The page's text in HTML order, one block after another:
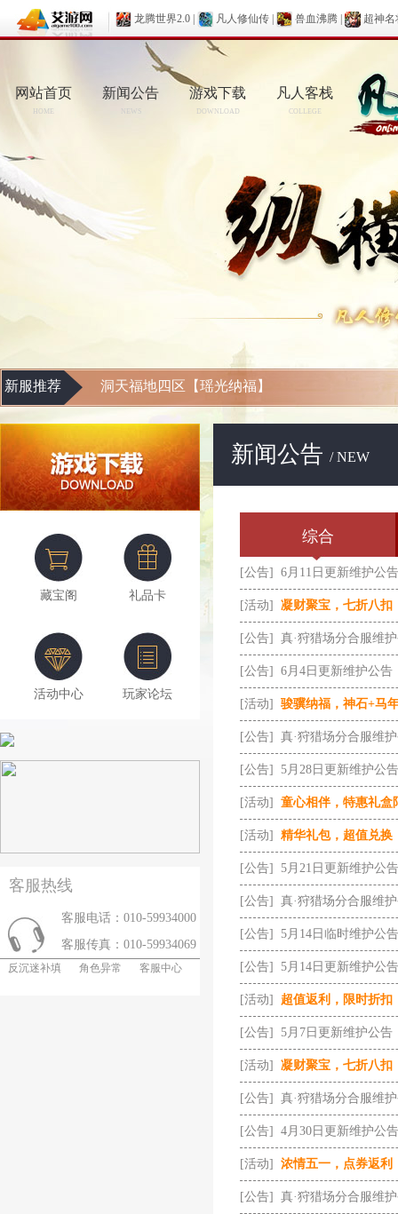
龙腾世界2.0 凡人修仙传 兽血沸腾 超神名
网站首页
HOME
新闻公告
NEWS
游戏下载
DOWNLOAD
凡人客栈
COLLEGE
新服推荐 洞天福地四区【瑶光纳福】
藏宝阁 礼品卡
活动中心 玩家论坛
客服热线
客服电话：010-59934000
客服传真：010-59934069
反沉迷补填 角色异常 客服中心
新闻公告 / NEW
综合
[公告] 6月11日更新维护公告
[活动] 凝财聚宝，七折八扣
[公告] 真·狩猎场分合服维
[公告] 6月4日更新维护公告
[活动] 骏骥纳福，神石+马
[公告] 真·狩猎场分合服维
[公告] 5月28日更新维护公告
[活动] 童心相伴，特惠礼盒
[活动] 精华礼包，超值兑换
[公告] 5月21日更新维护公告
[公告] 真·狩猎场分合服维
[公告] 5月14日临时维护公告
[公告] 5月14日更新维护公告
[活动] 超值返利，限时折扣
[公告] 5月7日更新维护公告
[活动] 凝财聚宝，七折八扣
[公告] 真·狩猎场分合服维
[公告] 4月30日更新维护公告
[活动] 浓情五一，点券返利
[公告] 真·狩猎场分合服维